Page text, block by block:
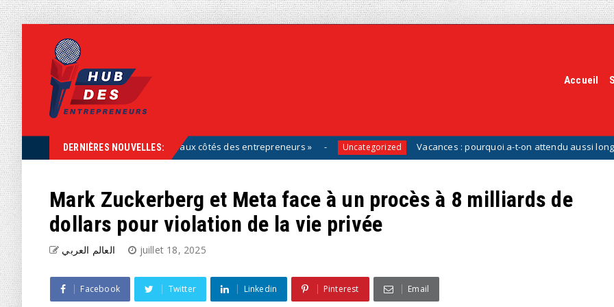
Accueil
DERNIÈRES NOUVELLES:
font partie de la solution, aux côtés des entrepreneurs » Uncategorized Vacances : pourquoi a-t-on attendu aussi longtemps pour
Mark Zuckerberg et Meta face à un procès à 8 milliards de
dollars pour violation de la vie privée
العالم العربي juillet 18, 2025
Facebook Twitter Linkedin Pinterest Email